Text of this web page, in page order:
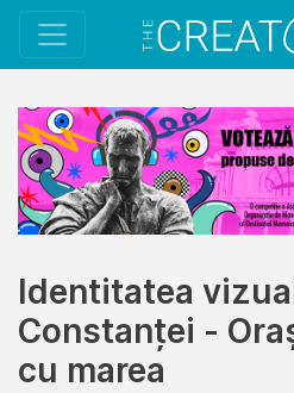
Identitatea
Constanței -
cu marea